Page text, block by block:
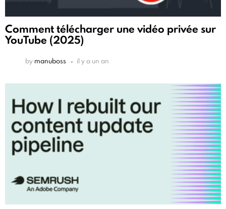
Comment télécharger une vidéo privée sur
YouTube (2025)
by manuboss il y a un an